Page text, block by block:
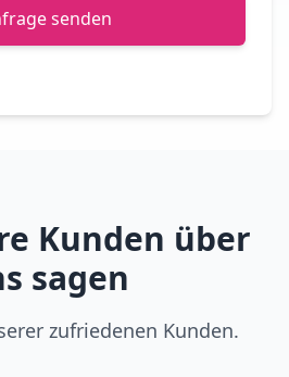
senden
Kunden über
sagen
zufriedenen Kunden.